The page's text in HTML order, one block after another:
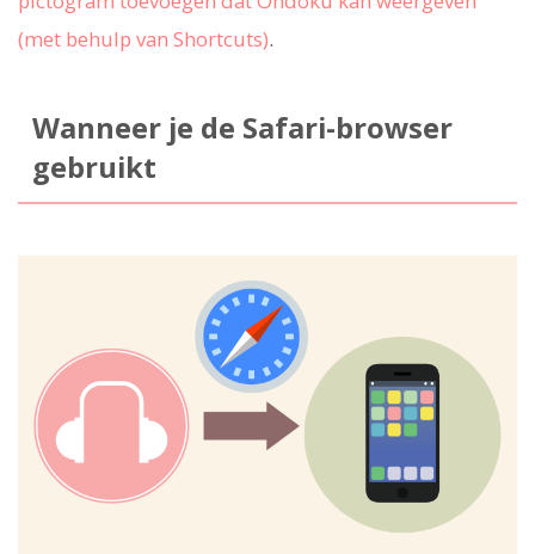
(met behulp van Shortcuts).
Wanneer je de Safari-browser
gebruikt